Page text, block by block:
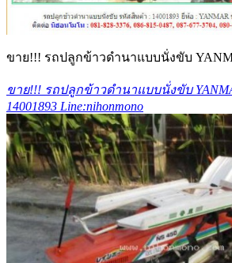
ขาย!!! รถปลูกข้าวดำนาแบบนั่งขับ
ขาย!!! รถปลูกข้าวดำนาแบบนั่งขับ
14001893 Line:nihonmono